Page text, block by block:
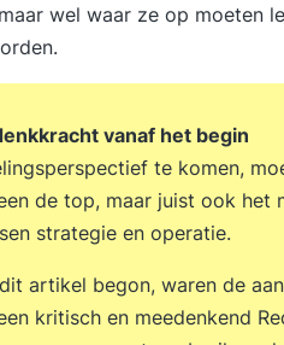
wel waar ze op moeten
vanaf het begin
te komen,
de top, maar juist ook het
strategie en operatie.
artikel begon, waren de
kritisch en meedenkend